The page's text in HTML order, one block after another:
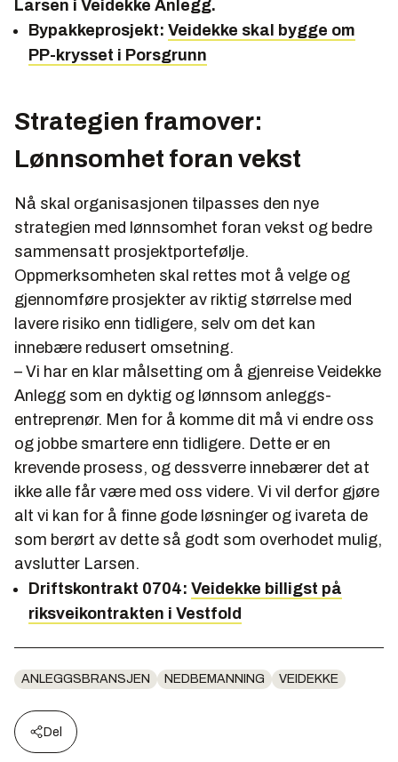
Larsen i Veidekke Anlegg.
Bypakkeprosjekt: Veidekke skal bygge om
PP-krysset i Porsgrunn
Strategien framover:
Lønnsomhet foran vekst
Nå skal organisasjonen tilpasses den nye
strategien med lønnsomhet foran vekst og bedre
sammensatt prosjektportefølje.
Oppmerksomheten skal rettes mot å velge og
gjennomføre prosjekter av riktig størrelse med
lavere risiko enn tidligere, selv om det kan
innebære redusert omsetning.
– Vi har en klar målsetting om å gjenreise Veidekke
Anlegg som en dyktig og lønnsom anleggs­
entreprenør. Men for å komme dit må vi endre oss
og jobbe smartere enn tidligere. Dette er en
krevende prosess, og dessverre innebærer det at
ikke alle får være med oss videre. Vi vil derfor gjøre
alt vi kan for å finne gode løsninger og ivareta de
som berørt av dette så godt som overhodet mulig,
avslutter Larsen.
Driftskontrakt 0704: Veidekke billigst på
riksveikontrakten i Vestfold
ANLEGGSBRANSJEN NEDBEMANNING VEIDEKKE
Del